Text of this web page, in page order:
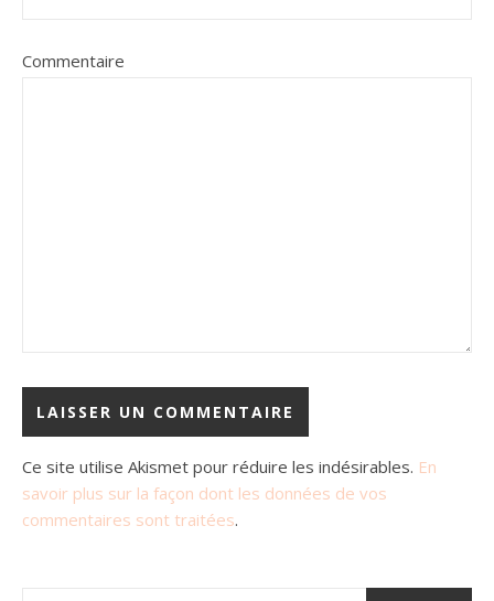
Commentaire
Ce site utilise Akismet pour réduire les indésirables. En
savoir plus sur la façon dont les données de vos
commentaires sont traitées.